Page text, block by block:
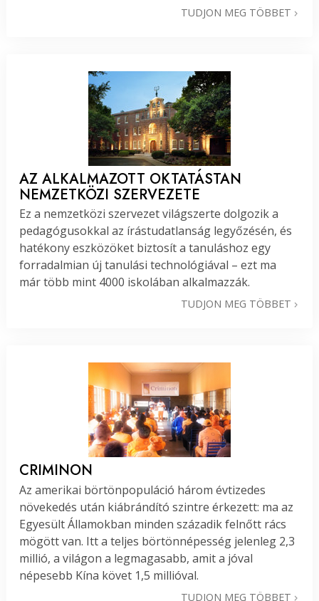
TUDJON MEG TÖBBET
AZ ALKALMAZOTT OKTATÁSTAN
NEMZETKÖZI SZERVEZETE
Ez a nemzetközi szervezet világszerte dolgozik a
pedagógusokkal az írástudatlanság legyőzésén, és
hatékony eszközöket biztosít a tanuláshoz egy
forradalmian új tanulási technológiával – ezt ma
már több mint 4000 iskolában alkalmazzák.
TUDJON MEG TÖBBET
CRIMINON
Az amerikai börtönpopuláció három évtizedes
növekedés után kiábrándító szintre érkezett: ma az
Egyesült Államokban minden századik felnőtt rács
mögött van. Itt a teljes börtönnépesség jelenleg 2,3
millió, a világon a legmagasabb, amit a jóval
népesebb Kína követ 1,5 millióval.
TUDJON MEG TÖBBET